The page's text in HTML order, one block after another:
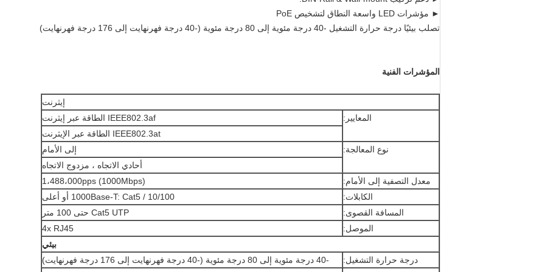
► مؤشرات LED واسعة النطاق لتشخيص PoE
تصلب بيئيًا درجة حرارة التشغيل -40 درجة مئوية إلى 80 درجة مئوية (-40 درجة فهرنهايت إلى 176 درجة فهرنهايت)
المؤشرات الفنية
إيثرنت
المعايير:
IEEE802.3af الطاقة عبر إيثرنت
IEEE802.3at الطاقة عبر الإيثرنت
نوع المعالجة:
إلى الأمام
أحادي الاتجاه ، مزدوج الاتجاه
معدل التصفية إلى الأمام:
1،488،000pps (1000Mbps)
الكابلات:
10/100 / 1000Base-T: Cat5 أو أعلى
المسافة القصوى:
Cat5 UTP حتى 100 متر
الموصل:
4x RJ45
بيئي
درجة حرارة التشغيل:
-40 درجة مئوية إلى 80 درجة مئوية (-40 درجة فهرنهايت إلى 176 درجة فهرنهايت)